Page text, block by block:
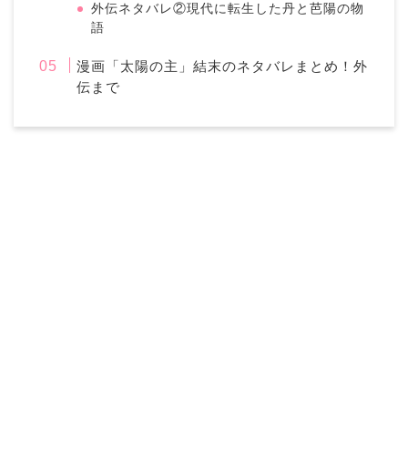
外伝ネタバレ②現代に転生した丹と芭陽の物
語
漫画「太陽の主」結末のネタバレまとめ！外
伝まで